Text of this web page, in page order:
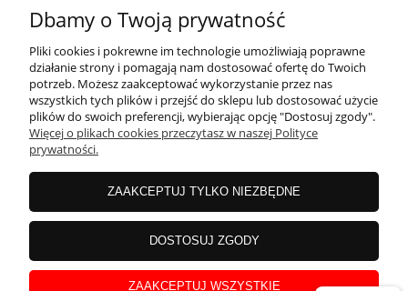
MOJE KONTO
PŁATNOŚCI I DOSTAWA
INFORMACJE
INSTRUKCJE
Dbamy o Twoją prywatność
Pliki cookies i pokrewne im technologie umożliwiają poprawne
działanie strony i pomagają nam dostosować ofertę do Twoich
potrzeb. Możesz zaakceptować wykorzystanie przez nas
wszystkich tych plików i przejść do sklepu lub dostosować użycie
plików do swoich preferencji, wybierając opcję "Dostosuj zgody".
Więcej o plikach cookies przeczytasz w naszej Polityce
prywatności.
ZAAKCEPTUJ TYLKO NIEZBĘDNE
DOSTOSUJ ZGODY
ZAAKCEPTUJ WSZYSTKIE